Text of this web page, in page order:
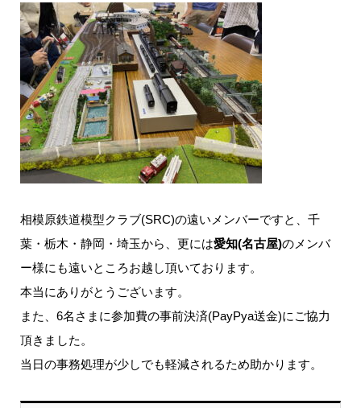
相模原鉄道模型クラブ(SRC)の遠いメンバーですと、千
葉・栃木・静岡・埼玉から、更には愛知(名古屋)のメンバ
ー様にも遠いところお越し頂いております。
本当にありがとうございます。
また、6名さまに参加費の事前決済(PayPya送金)にご協力
頂きました。
当日の事務処理が少しでも軽減されるため助かります。